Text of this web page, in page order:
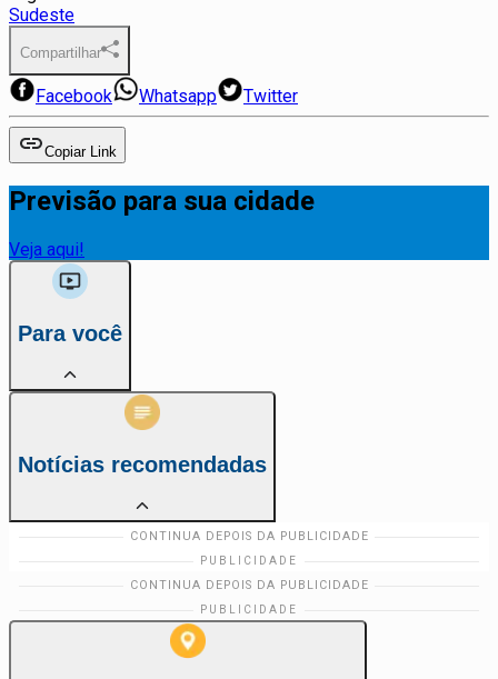
Sudeste
Compartilhar
Facebook Whatsapp Twitter
Copiar Link
Previsão para sua cidade
Veja aqui!
Para você
Notícias recomendadas